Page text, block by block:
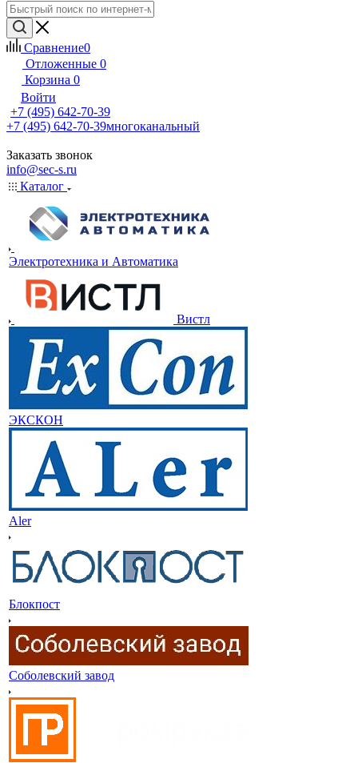
Сравнение0
Отложенные 0
Корзина 0
Войти
+7 (495) 642-70-39
+7 (495) 642-70-39многоканальный
Заказать звонок
info@sec-s.ru
Каталог
Электротехника и Автоматика
Вистл
ЭКСКОН
Aler
Блокпост
Соболевский завод